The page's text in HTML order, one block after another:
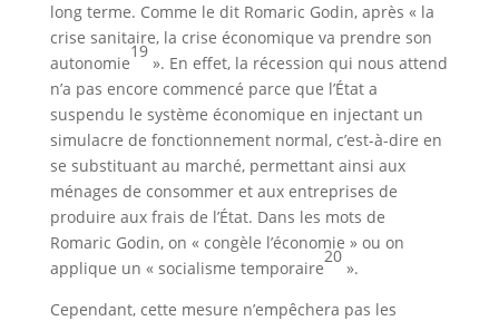
long terme. Comme le dit Romaric Godin, après « la
crise sanitaire, la crise économique va prendre son
autonomie
19
». En effet, la récession qui nous attend
n’a pas encore commencé parce que l’État a
suspendu le système économique en injectant un
simulacre de fonctionnement normal, c’est-à-dire en
se substituant au marché, permettant ainsi aux
ménages de consommer et aux entreprises de
produire aux frais de l’État. Dans les mots de
Romaric Godin, on « congèle l’économie » ou on
applique un « socialisme temporaire
20
».
Cependant, cette mesure n’empêchera pas les